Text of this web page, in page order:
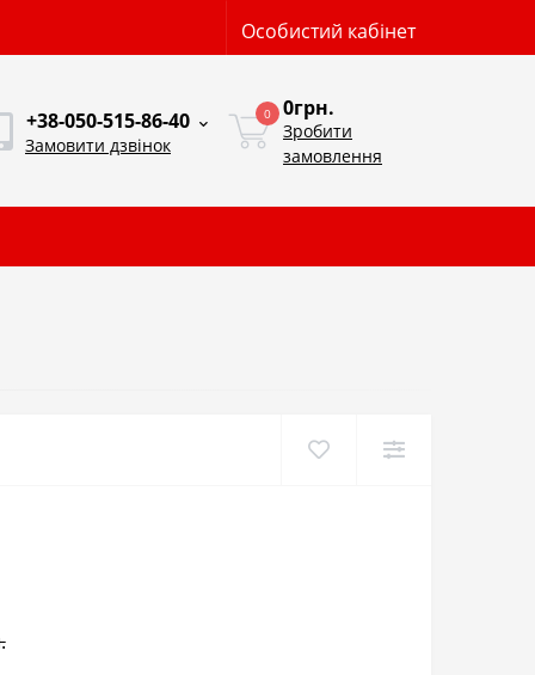
Особистий кабінет
+38-050-515-86-40
Замовити дзвінок
0 0грн.
Зробити
замовлення